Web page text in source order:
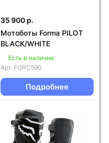
35 900 р.
Мотоботы Forma PILOT
BLACK/WHITE
Есть в наличии
Арт. FORC590
Подробнее